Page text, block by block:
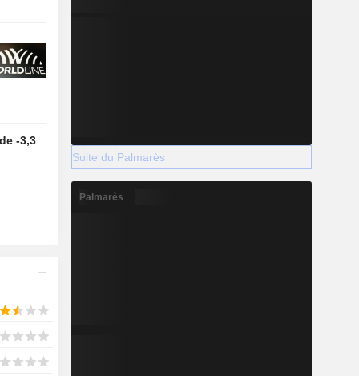
-3,3
Suite du Palmarès
Palmarès